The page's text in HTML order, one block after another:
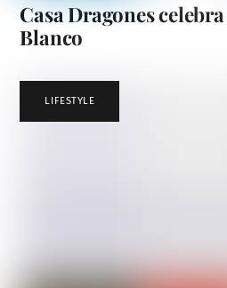
Casa Dragones
Blanco
LIFESTYLE